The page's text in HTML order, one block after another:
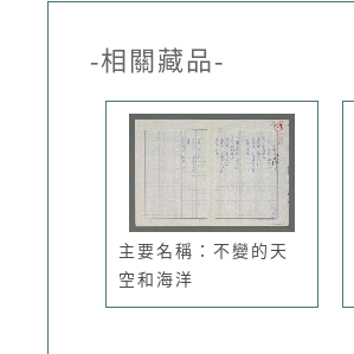
-相關藏品-
主要名稱：不變的天
空和海洋